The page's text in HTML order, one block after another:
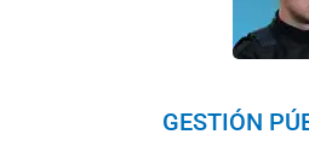
GESTIÓN